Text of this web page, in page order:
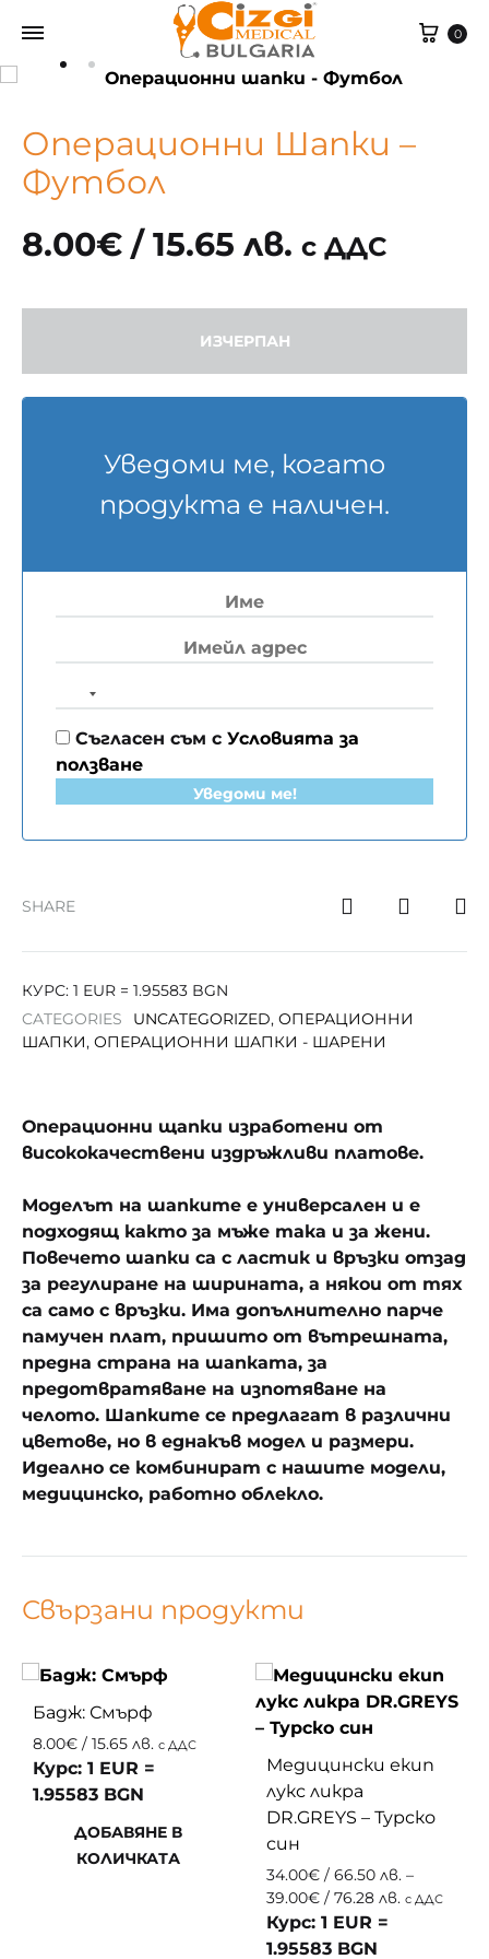
Cart
0
Операционни Шапки –
Футбол
8.00€ / 15.65 лв. с ДДС
ИЗЧЕРПАН
Уведоми ме, когато
продукта е наличен.
c
o
u
y
e
l
e
c
Съгласен съм с Условията за
ползване
Уведоми ме!
SHARE
КУРС: 1 EUR = 1.95583 BGN
CATEGORIES
UNCATEGORIZED, ОПЕРАЦИОННИ
ШАПКИ, ОПЕРАЦИОННИ ШАПКИ - ШАРЕНИ
Операционни щапки изработени от
висококачествени издръжливи платове.
Моделът на шапките е универсален и е
подходящ както за мъже така и за жени.
Повечето шапки са с ластик и връзки отзад
за регулиране на ширината, а някои от тях
са само с връзки. Има допълнително парче
памучен плат, пришито от вътрешната,
предна страна на шапката, за
предотвратяване на изпотяване на
челото. Шапките се предлагат в различни
цветове, но в еднакъв модел и размери.
Идеално се комбинират с нашите модели,
медицинско, работно облекло.
Свързани продукти
Бадж: Смърф
8.00€ / 15.65 лв. с ДДС
Курс: 1 EUR =
1.95583 BGN
ДОБАВЯНЕ В
КОЛИЧКАТА
ЛЮБИМИ
Медицински екип
лукс ликра
DR.GREYS – Турско
син
34.00€ / 66.50 лв. –
39.00€ / 76.28 лв. Price
с ДДС
Курс: 1 EUR =
1.95583 BGN